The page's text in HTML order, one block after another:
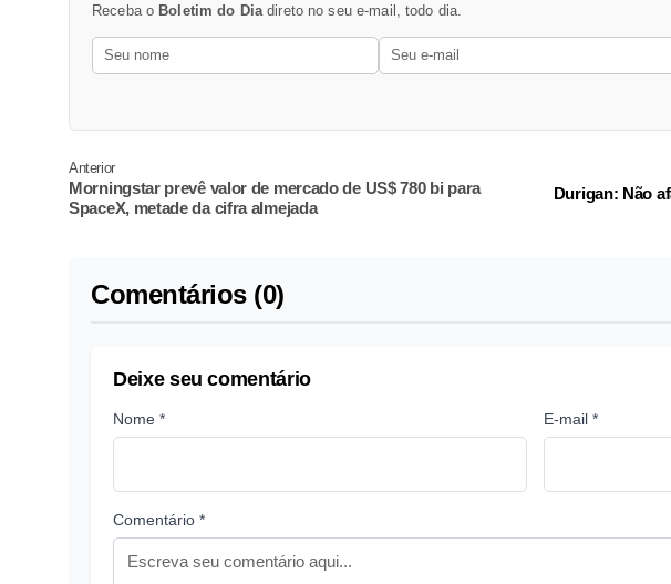
Receba o Boletim do Dia direto no seu e-mail, todo dia.
Anterior
Morningstar prevê valor de mercado de US$ 780 bi para
SpaceX, metade da cifra almejada
Durigan: Não
Comentários (0)
Deixe seu comentário
Nome * E-mail *
Comentário *